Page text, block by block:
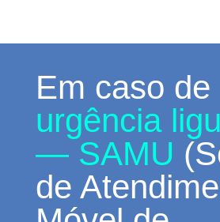
Em caso de
urgência
— SAMU
de